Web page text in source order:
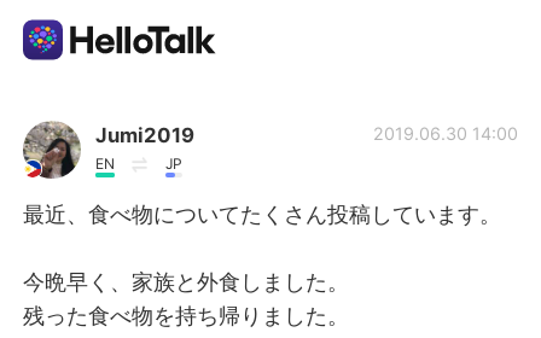
Приложение для Языкового Обмена
AI Grammar Checker
Jumi2019
EN JP
2019.06.30 14:00
最近、食べ物についてたくさん投稿しています。
今晩早く、家族と外食しました。
残った食べ物を持ち帰りました。